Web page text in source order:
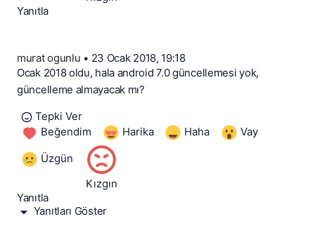
Yanıtla
murat ogunlu • 23 Ocak 2018, 19:18
Ocak 2018 oldu, hala android 7.0 güncellemesi yok,
güncelleme almayacak mı?
Tepki Ver
Beğendim
Harika Haha Vay
Üzgün
Kızgın
Yanıtla
Yanıtları Göster